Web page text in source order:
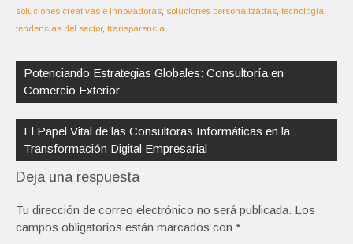
soluciones creativas e innovadoras soluciones personalizadas tecnología
tendencias del sector, transparencia
de
entradas
Potenciando Estrategias Globales: Consultoría en
Comercio Exterior
El Papel Vital de las Consultoras Informáticas en la
Transformación Digital Empresarial
Deja una respuesta
Tu dirección de correo electrónico no será publicada. Los
campos obligatorios están marcados con *